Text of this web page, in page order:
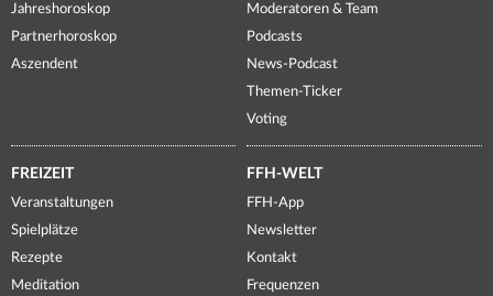
Jahreshoroskop
Partnerhoroskop
Aszendent
Moderatoren & Team
Podcasts
News-Podcast
Themen-Ticker
Voting
FREIZEIT
Veranstaltungen
Spielplätze
Rezepte
Meditation
FFH-WELT
FFH-App
Newsletter
Kontakt
Frequenzen